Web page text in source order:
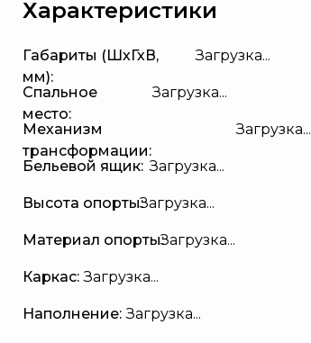
Габариты (ШхГхВ,
мм):
Загрузка...
Загрузка...
Спальное
место:
Загрузка...
Механизм
трансформации:
Загрузка...
Бельевой ящик:
Загрузка...
Высота опорты:
Загрузка...
Материал опорты:
Загрузка...
Наполнение:
Каркас: Загрузка...
Характеристики